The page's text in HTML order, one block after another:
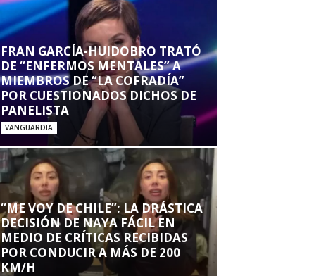
FRAN GARCÍA-HUIDOBRO TRATÓ
DE “ENFERMOS MENTALES” A
MIEMBROS DE “LA COFRADÍA”
POR CUESTIONADOS DICHOS DE
PANELISTA
VANGUARDIA
“ME VOY DE CHILE”: LA DRÁSTICA
DECISIÓN DE NAYA FÁCIL EN
MEDIO DE CRÍTICAS RECIBIDAS
POR CONDUCIR A MÁS DE 200
KM/H